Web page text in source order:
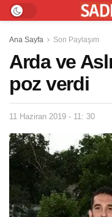
Ana Sayfa Son Paylaşım
Arda ve
poz verdi
11 Haziran 2019 - 11: 30